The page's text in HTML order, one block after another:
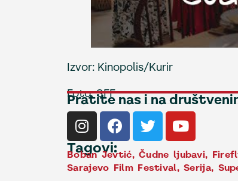
Izvor: Kinopolis/Kurir
Foto: SFF
Pratite nas i na
Tagovi:
Boban Jevtić,Čudne ljubavi,
Sarajevo Film Festival,Serija,